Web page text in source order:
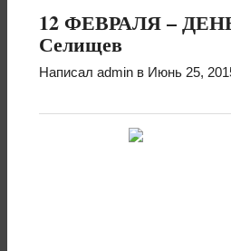
12 ФЕВРАЛЯ –
Селищев
Написал admin в Июнь 25,